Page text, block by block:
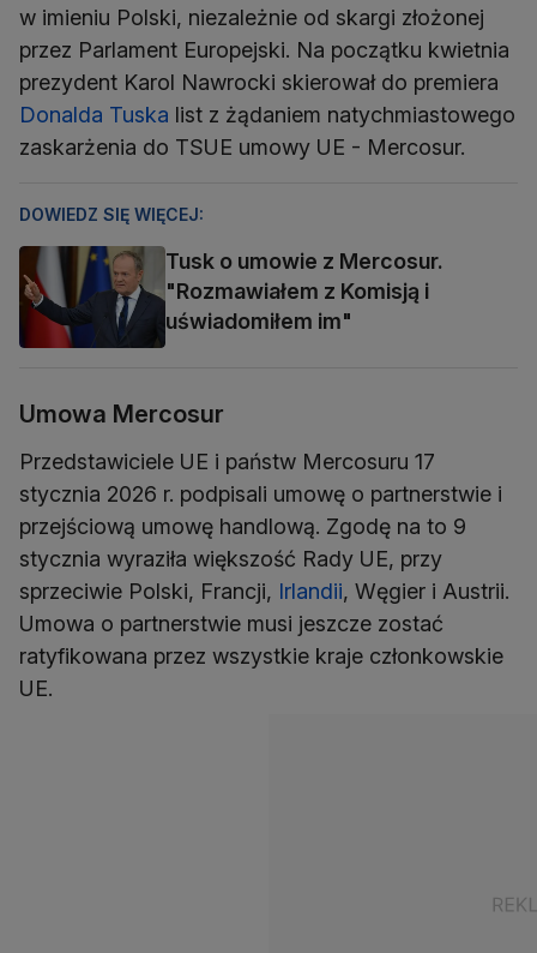
w imieniu Polski, niezależnie od skargi złożonej
przez Parlament Europejski. Na początku kwietnia
prezydent Karol Nawrocki skierował do premiera
Donalda Tuska list z żądaniem natychmiastowego
zaskarżenia do TSUE umowy UE - Mercosur.
DOWIEDZ SIĘ WIĘCEJ:
Tusk o umowie z Mercosur.
"Rozmawiałem z Komisją i
uświadomiłem im"
Umowa Mercosur
Przedstawiciele UE i państw Mercosuru 17
stycznia 2026 r. podpisali umowę o partnerstwie i
przejściową umowę handlową. Zgodę na to 9
stycznia wyraziła większość Rady UE, przy
sprzeciwie Polski, Francji, Irlandii, Węgier i Austrii.
Umowa o partnerstwie musi jeszcze zostać
ratyfikowana przez wszystkie kraje członkowskie
UE.